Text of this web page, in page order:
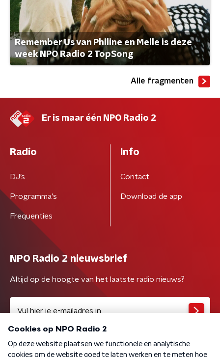
Remember Us van Philine en Melle is deze
week NPO Radio 2 TopSong
Alle fragmenten
Er is maar één NPO Radio 2
Radio
DJ’s
Programma's
Frequenties
Info
Contact
Download de app
NPO Radio 2 nieuwsbrief
Altijd op de hoogte van het laatste radio nieuws?